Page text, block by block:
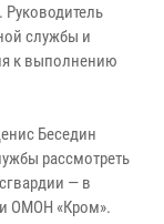
службы и
к выполнению
Беседин
рассмотреть
— в
ОМОН «Кром».